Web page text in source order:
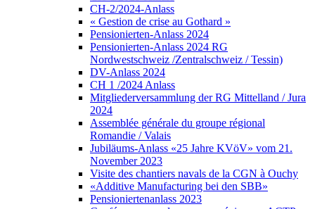
CH-2/2024-Anlass
« Gestion de crise au Gothard »
Pensionierten-Anlass 2024
Pensionierten-Anlass 2024 RG
Nordwestschweiz /Zentralschweiz / Tessin)
DV-Anlass 2024
CH 1 /2024 Anlass
Mitgliederversammlung der RG Mittelland / Jura
2024
Assemblée générale du groupe régional
Romandie / Valais
Jubiläums-Anlass «25 Jahre KVöV» vom 21.
November 2023
Visite des chantiers navals de la CGN à Ouchy
«Additive Manufacturing bei den SBB»
Pensioniertenanlass 2023